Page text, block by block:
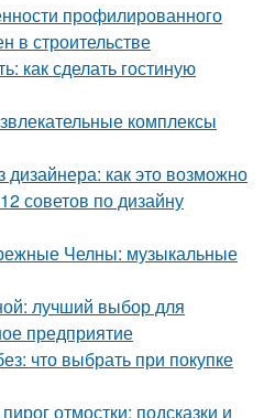
профилированного
в строительстве
как сделать гостиную
комплексы
как это возможно
советов по дизайну
Челны: музыкальные
лучший выбор для
предприятие
что выбрать при покупке
отмостки: подсказки и